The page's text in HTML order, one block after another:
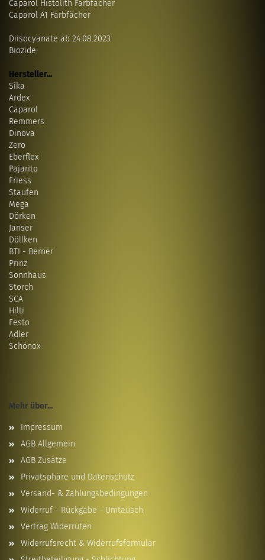
Caparol Histolith Farbfächer
Caparol A1 Farbfächer
Diisocyanate ab 24.08.2023
Biozide
Hersteller...
Sika
Ardex
Caparol
Remmers
Dinova
Zero
Eberflex
Pajarito
Friess
Staufen
Mega
Dörken
Janser
Döllken
BTI - Berner
Prinz
Sonnhaus
Storch
SCA
Hilti
Festo
Adler
Schönox
Mehr über...
Impressum
AGB Allgemein
AGB Zusätze
Privatsphäre und Datenschutz
Versand- & Zahlungsbedingungen
Widerruf - Rückgabe - Umtausch
Vertrag Widerrufen
Widerrufsrecht & Widerrufsformular